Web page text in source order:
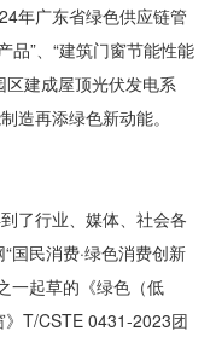
年广东省绿色供应链管
品”、“建筑门窗节能性能
建成屋顶光伏发电系
造再添绿色新动能。
了行业、媒体、社会各
国民消费·绿色消费创新
一起草的《绿色（低
T/CSTE 0431-2023团